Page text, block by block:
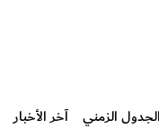
الجدول الزمني آخر الأخبار